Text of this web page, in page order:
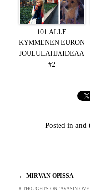
101 ALLE
KYMMENEN EURON
JOULULAHJAIDEAA
#2
Posted in and
Artikkelien
selaus
← MIRVAN OPISSA
8 THOUGHTS ON “AVASIN